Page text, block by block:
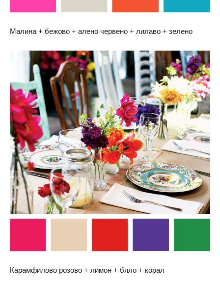
Малина + бежово + алено червено + лилаво + зелено
Карамфилово розово + лимон + бяло + корал